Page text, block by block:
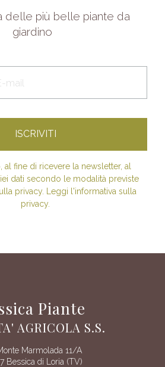
delle più belle piante da
giardino
al fine di ricevere la newsletter, al
dati secondo le modalità previste
privacy. Leggi l'informativa sulla
privacy.
Piante
AGRICOLA S.S.
Marmolada 11/A
Bessica di Loria (TV)